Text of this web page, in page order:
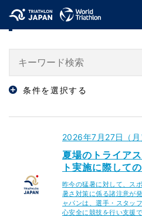
「事業企画委員会」
条件を選択する
2026年7月27日（月
夏場のトライア
ト実施に際して
昨今の猛暑に対して、ス
暑さ対策に係る諸注意が
ャパンは、選手・スタッ
心安全に競技を行い支援